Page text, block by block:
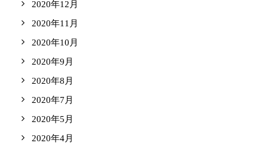
2020年12月
2020年11月
2020年10月
2020年9月
2020年8月
2020年7月
2020年5月
2020年4月